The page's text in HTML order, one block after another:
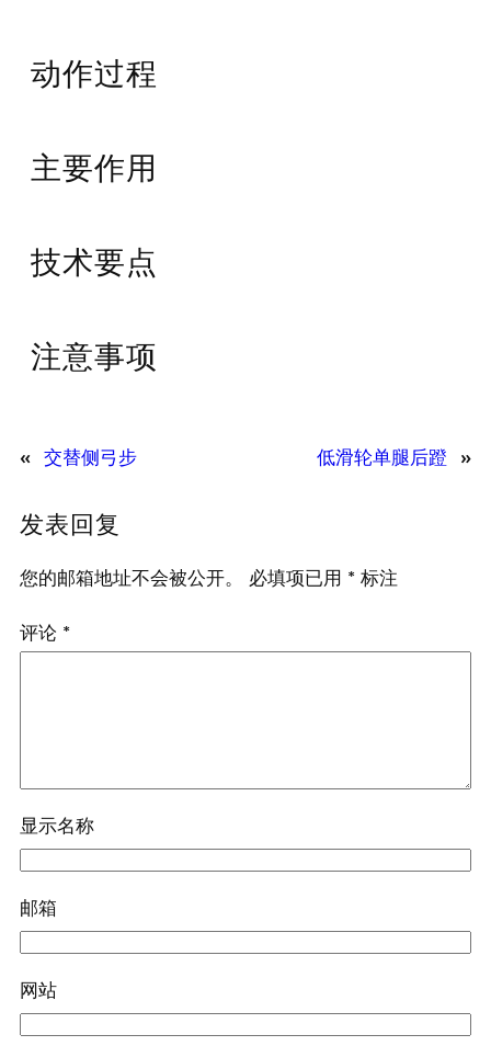
动作过程
主要作用
技术要点
注意事项
« 交替侧弓步 低滑轮单腿后蹬 »
发表回复
您的邮箱地址不会被公开。 必填项已用 * 标注
评论 *
显示名称
邮箱
网站